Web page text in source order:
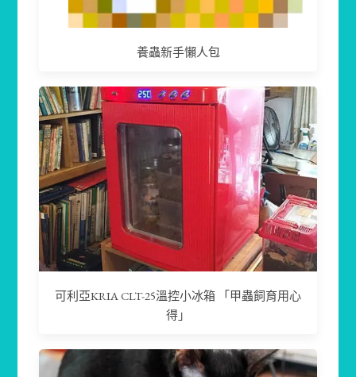
養蟲新手懶人包
可利亞KRIA CLT-25溫控小冰箱 「甲蟲飼育用心
得」